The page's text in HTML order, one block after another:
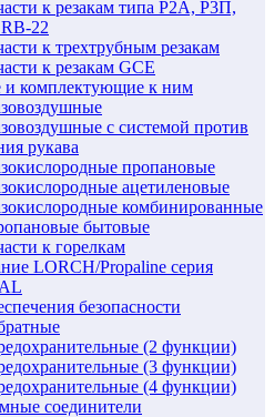
к резакам типа Р2А, Р3П,
22
к трехтрубным резакам
к резакам GCE
и комплектующие к ним
с системой против
рукава
пропановые
ацетиленовые
комбинированные
бытовые
к горелкам
LORCH/Propaline серия
безопасности
(2 функции)
(3 функции)
(4 функции)
соединители